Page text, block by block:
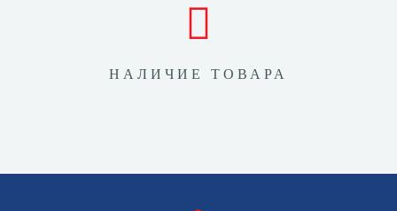
НАЛИЧИЕ ТОВАРА